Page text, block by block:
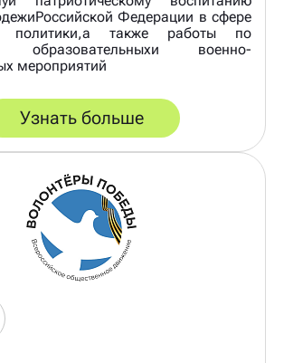
Федерации в сфере
политики,а также работы по
образовательныхи военно-
мероприятий
Узнать больше